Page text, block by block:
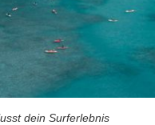
dein Surferlebnis